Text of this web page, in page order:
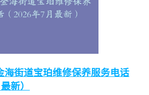
海街道宝珀维修保养服务电话
新）